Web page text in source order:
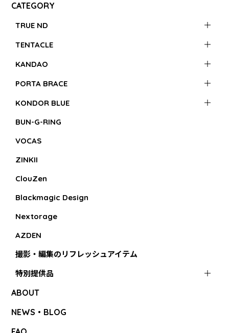
CATEGORY
TRUE ND
TENTACLE
KANDAO
PORTA BRACE
KONDOR BLUE
BUN-G-RING
VOCAS
ZINKII
ClouZen
Blackmagic Design
Nextorage
AZDEN
撮影・編集のリフレッシュアイテム
特別提供品
ABOUT
NEWS・BLOG